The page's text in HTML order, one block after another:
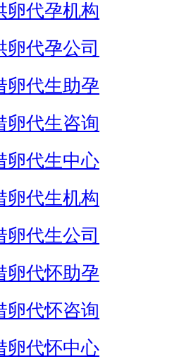
卵代孕机构
卵代孕公司
卵代生助孕
卵代生咨询
卵代生中心
卵代生机构
卵代生公司
卵代怀助孕
卵代怀咨询
卵代怀中心